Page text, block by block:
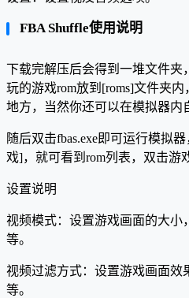
FBA Shuffle使用说明
下载完解压后会得到一堆文件夹
玩的游戏rom放到[roms]文件夹
地方，当然你还可以在模拟器内
随后双击fbas.exe即可运行模拟
戏]，就可看到rom列表，双击游
设置说明
视频模式：设置游戏画面的大小
等。
视频过滤方式：设置游戏画面效
等。